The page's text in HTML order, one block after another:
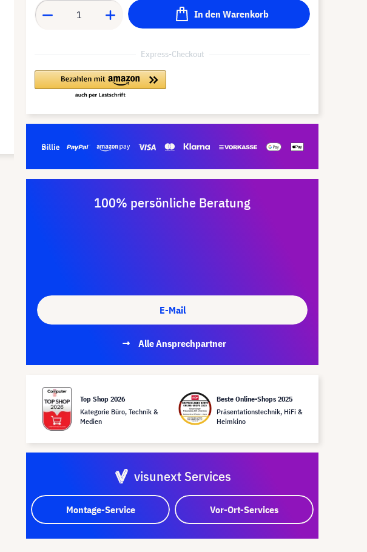
In den Warenkorb
Express-Checkout
100% persönliche Beratung
E-Mail
Alle Ansprechpartner
Top Shop 2026
Kategorie Büro, Technik &
Medien
Beste Online-Shops 2025
Präsentationstechnik, HiFi &
Heimkino
visunext Services
Montage-Service Vor-Ort-Services